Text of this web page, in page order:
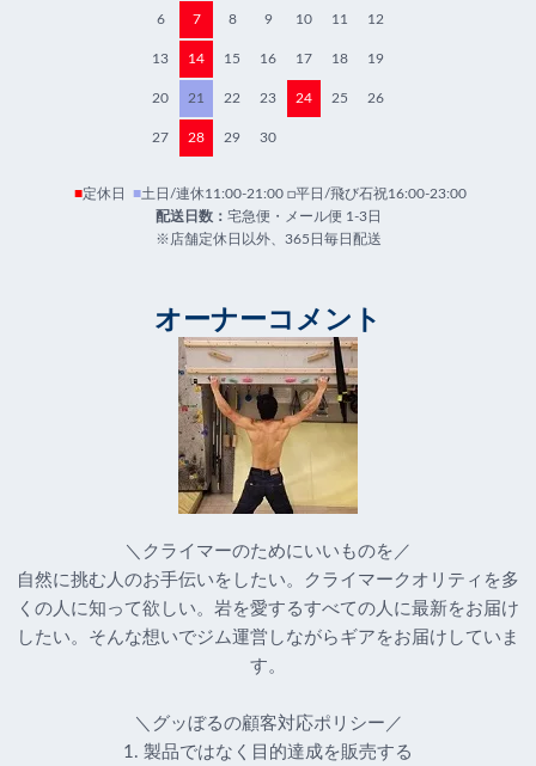
6 7 8 9 10 11 12
13 14 15 16 17 18 19
20 21 22 23 24 25 26
27 28 29 30
■定休日 ■土日/連休11:00-21:00 □平日/飛び石祝16:00-23:00
配送日数： 宅急便・メール便 1-3日
※店舗定休日以外、365日毎日配送
オーナーコメント
＼クライマーのためにいいものを／
自然に挑む人のお手伝いをしたい。クライマークオリティを多
くの人に知って欲しい。岩を愛するすべての人に最新をお届け
したい。そんな想いでジム運営しながらギアをお届けしていま
す。
＼グッぼるの顧客対応ポリシー／
1. 製品ではなく目的達成を販売する